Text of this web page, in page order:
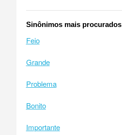
Sinônimos mais procurados
Feio
Grande
Problema
Bonito
Importante